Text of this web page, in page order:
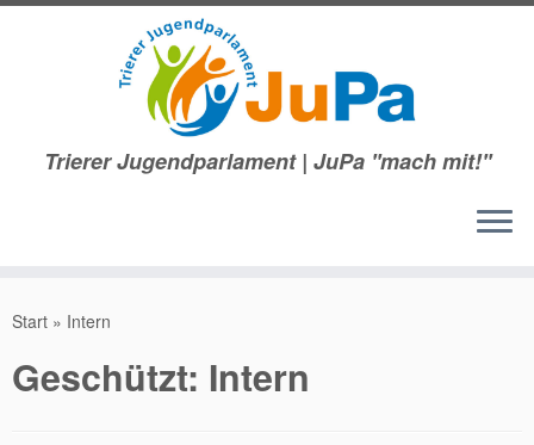
Inhalt
Trierer Jugendparlament | JuPa ''mach mit!''
Start » Intern
Geschützt: Intern